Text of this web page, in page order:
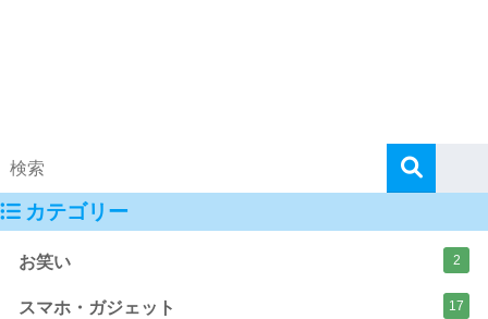
カテゴリー
お笑い 2
スマホ・ガジェット 17